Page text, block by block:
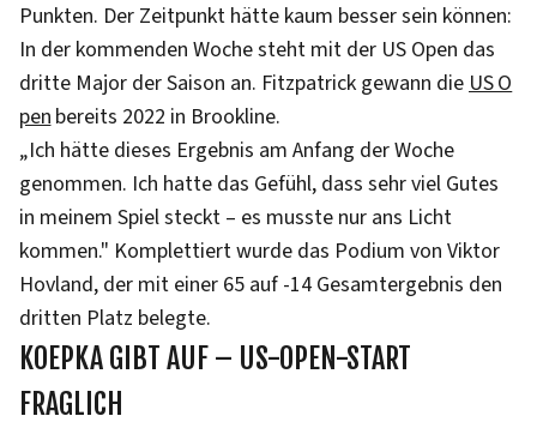
Punkten. Der Zeitpunkt hätte kaum besser sein können:
In der kommenden Woche steht mit der US Open das
dritte Major der Saison an. Fitzpatrick gewann dieUS O
penbereits 2022 in Brookline.
„Ich hätte dieses Ergebnis am Anfang der Woche
genommen. Ich hatte das Gefühl, dass sehr viel Gutes
in meinem Spiel steckt – es musste nur ans Licht
kommen." Komplettiert wurde das Podium von Viktor
Hovland, der mit einer 65 auf -14 Gesamtergebnis den
dritten Platz belegte.
KOEPKA GIBT AUF – US-OPEN-START
FRAGLICH